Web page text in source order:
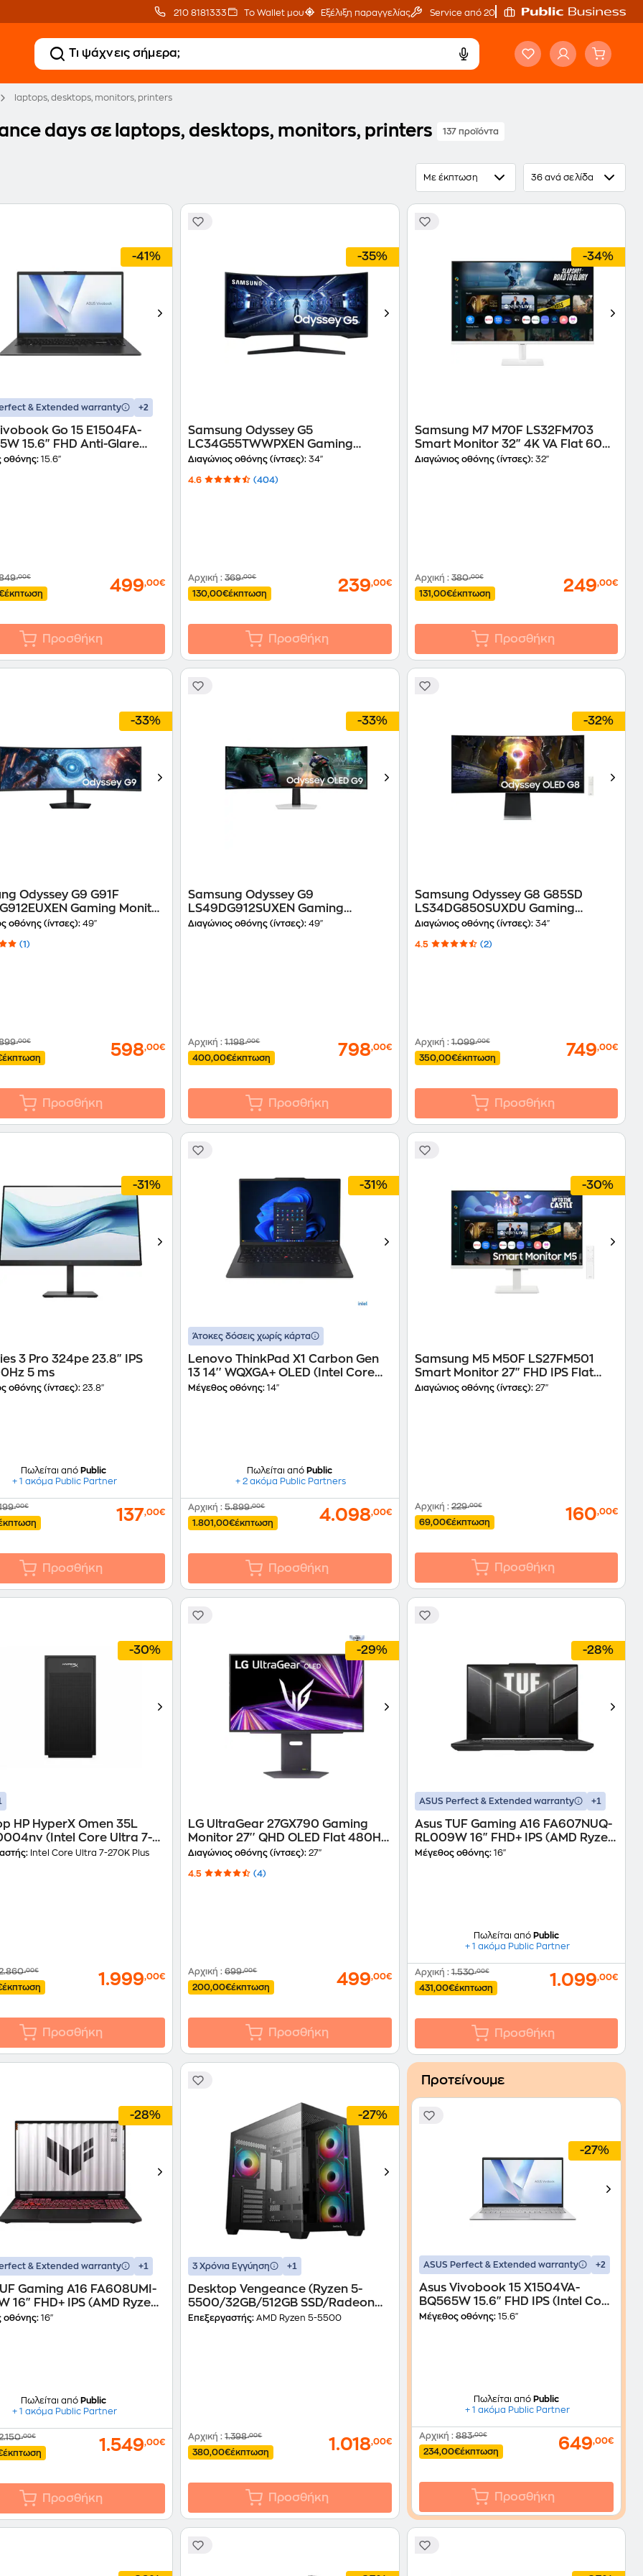
210 8181333 Το Wallet μου Εξέλιξη παραγγελίας Service από 20'
laptops, desktops, monitors, printers
days σε laptops, desktops, monitors, printers 137 προϊόντα
Με έκπτωση 36 ανά σελίδα
-41%
& Extended warranty +2
Go 15 E1504FA-
15.6" FHD Anti-Glare
5-40/16 GB/512GB
οθόνης: 15.6"
,00€
έκπτωση 499,00€
Προσθήκη
-35%
Samsung Odyssey G5
LC34G55TWWPXEN Gaming
Monitor 34'' Ultra WQHD VA
Διαγώνιος οθόνης (ίντσες): 34"
4.6 (404)
Αρχική:369,00€
130,00€έκπτωση 239,00€
Προσθήκη
-34%
Samsung M7 M70F LS32FM703
Smart Monitor 32" 4K VA Flat 60Hz
4ms
Διαγώνιος οθόνης (ίντσες):32"
Αρχική :380,00€
131,00€έκπτωση 249,00€
Προσθήκη
-33%
Odyssey G9 G91F
Gaming Monitor
QHD VA Curved 144Hz
οθόνης (ίντσες): 49"
(1)
,00€
έκπτωση 598,00€
Προσθήκη
-33%
Samsung Odyssey G9
LS49DG912SUXEN Gaming
Monitor 49'' Dual QHD OLED
Διαγώνιος οθόνης (ίντσες): 49"
Αρχική:1.198,00€
400,00€έκπτωση 798,00€
Προσθήκη
-32%
Samsung Odyssey G8 G85SD
LS34DG850SUXDU Gaming
Monitor 34'' Ultrawide QHD OLED
Διαγώνιος οθόνης (ίντσες):34"
4.5 (2)
Αρχική :1.099,00€
350,00€έκπτωση 749,00€
Προσθήκη
-31%
3 Pro 324pe 23.8" IPS
5 ms
οθόνης (ίντσες): 23.8"
Πωλείται από Public
+ 1 ακόμα Public Partner
,00€
137,00€
Προσθήκη
-31%
Άτοκες δόσεις χωρίς κάρτα
Lenovo ThinkPad X1 Carbon Gen
13 14'' WQXGA+ OLED (Intel Core
Ultra 7-265U/64 GB/1TB SSD/Intel
Μέγεθος οθόνης: 14"
Πωλείται από Public
+ 2 ακόμα Public Partners
Αρχική:5.899,00€
1.801,00€έκπτωση 4.098,00€
Προσθήκη
-30%
Samsung M5 M50F LS27FM501
Smart Monitor 27" FHD IPS Flat
60Hz 5ms
Διαγώνιος οθόνης (ίντσες):27"
Αρχική :229,00€
69,00€έκπτωση 160,00€
Προσθήκη
-30%
HP HyperX Omen 35L
Core Ultra 7-
16GB/1TB SSD/GeForce
Intel Core Ultra 7-270K Plus
,00€
έκπτωση 1.999,00€
Προσθήκη
-29%
LG UltraGear 27GX790 Gaming
Monitor 27'' QHD OLED Flat 480Hz
0.03ms
Διαγώνιος οθόνης (ίντσες): 27"
4.5 (4)
Αρχική:699,00€
200,00€έκπτωση 499,00€
Προσθήκη
-28%
ASUS Perfect & Extended warranty +1
Asus TUF Gaming A16 FA607NUQ-
RL009W 16" FHD+ IPS (AMD Ryzen
7-170/16 GB/512GB SSD/GeForce
Μέγεθος οθόνης:16"
Πωλείται από Public
+ 1 ακόμα Public Partner
Αρχική :1.530,00€
431,00€έκπτωση 1.099,00€
Προσθήκη
-28%
& Extended warranty +1
Gaming A16 FA608UMI-
16" FHD+ IPS (AMD Ryzen
GB/1TB SSD/GeForce
οθόνης: 16"
Πωλείται από Public
+ 1 ακόμα Public Partner
,00€
έκπτωση 1.549,00€
Προσθήκη
-27%
3 Χρόνια Εγγύηση +1
Desktop Vengeance (Ryzen 5-
5500/32GB/512GB SSD/Radeon
RX 7600/FreeDos)
Επεξεργαστής: AMD Ryzen 5-5500
Αρχική:1.398,00€
380,00€έκπτωση 1.018,00€
Προσθήκη
Προτείνουμε
-27%
ASUS Perfect & Extended warranty +2
Asus Vivobook 15 X1504VA-
BQ565W 15.6" FHD IPS (Intel Core
5-120U/16 GB/512GB SSD/Intel
Μέγεθος οθόνης:15.6"
Πωλείται από Public
+ 1 ακόμα Public Partner
Αρχική :883,00€
234,00€έκπτωση 649,00€
Προσθήκη